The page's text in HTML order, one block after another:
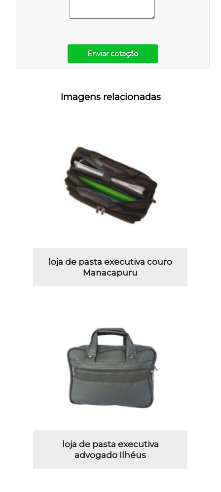
Enviar cotação
Imagens relacionadas
loja de pasta executiva couro
Manacapuru
loja de pasta executiva
advogado Ilhéus